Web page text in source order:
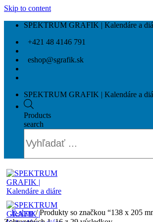
Skip to content
SPEKTRUM GRAFIK | Kalendáre a
+421 48 4146 791
eshop@sgrafik.sk
SPEKTRUM GRAFIK | Kalendáre a
Products
search
E-shop /Produkty so značkou “138 x 205